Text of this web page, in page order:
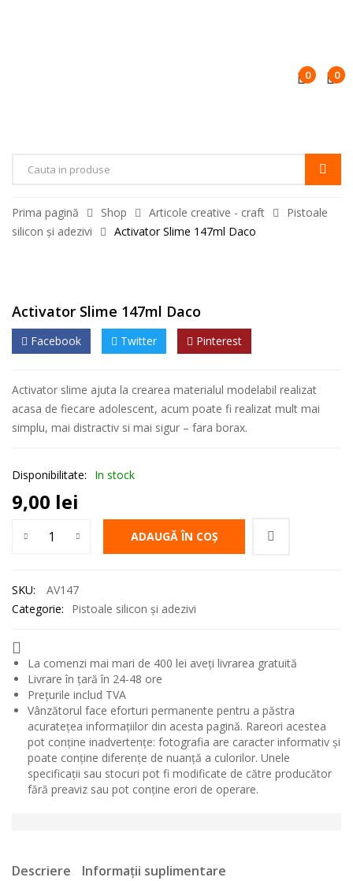
Products
0 0
Prima pagină Shop Articole creative - craft
Pistoale
silicon și adezivi
Activator Slime 147ml Daco
Activator Slime 147ml Daco
Facebook Twitter Pinterest
Activator slime ajuta la crearea materialul modelabil realizat
acasa de fiecare adolescent, acum poate fi realizat mult mai
simplu, mai distractiv si mai sigur – fara borax.
Disponibilitate: In stock
9,00 lei
Cantitate Activator Slime 147ml Daco
ADAUGĂ ÎN COȘ
SKU:
AV147
Categorie:
Pistoale silicon și adezivi
La comenzi mai mari de 400 lei aveți livrarea gratuită
Livrare în țară în 24-48 ore
Prețurile includ TVA
Vânzătorul face eforturi permanente pentru a păstra
acuratețea informațiilor din acesta pagină. Rareori acestea
pot conține inadvertențe: fotografia are caracter informativ și
poate conține diferențe de nuanță a culorilor. Unele
specificații sau stocuri pot fi modificate de către producător
fără preaviz sau pot conține erori de operare.
Descriere Informații suplimentare